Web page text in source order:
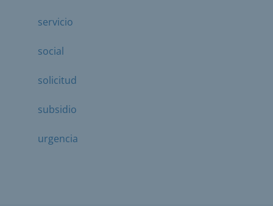
servicio
social
solicitud
subsidio
urgencia